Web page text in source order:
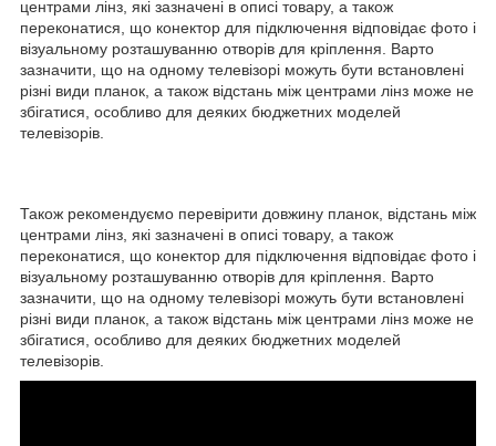
центрами лінз, які зазначені в описі товару, а також
переконатися, що конектор для підключення відповідає фото і
візуальному розташуванню отворів для кріплення. Варто
зазначити, що на одному телевізорі можуть бути встановлені
різні види планок, а також відстань між центрами лінз може не
збігатися, особливо для деяких бюджетних моделей
телевізорів.
Також рекомендуємо перевірити довжину планок, відстань між
центрами лінз, які зазначені в описі товару, а також
переконатися, що конектор для підключення відповідає фото і
візуальному розташуванню отворів для кріплення. Варто
зазначити, що на одному телевізорі можуть бути встановлені
різні види планок, а також відстань між центрами лінз може не
збігатися, особливо для деяких бюджетних моделей
телевізорів.